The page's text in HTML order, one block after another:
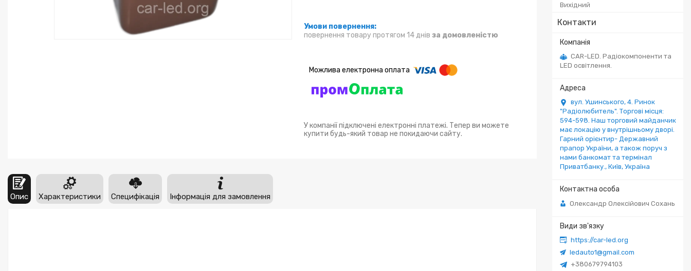
Вихідний
Контакти
CAR-LED. Радіокомпоненти та
LED освітлення.
вул. Ушинського, 4. Ринок
"Радіолюбитель". Торгові місця:
594-598. Наш торговий майданчик
має локацію у внутрішньому дворі.
Гарний орієнтир- Державний
прапор України, а також поруч з
нами банкомат та термінал
Приватбанку., Київ, Україна
Олександр Олексійович Сохань
https://car-led.org
ledauto1@gmail.com
+380679794103
повернення товару протягом 14 днів за домовленістю
У компанії підключені електронні платежі. Тепер ви можете
купити будь-який товар не покидаючи сайту.
Опис Характеристики Специфікація Інформація для замовлення